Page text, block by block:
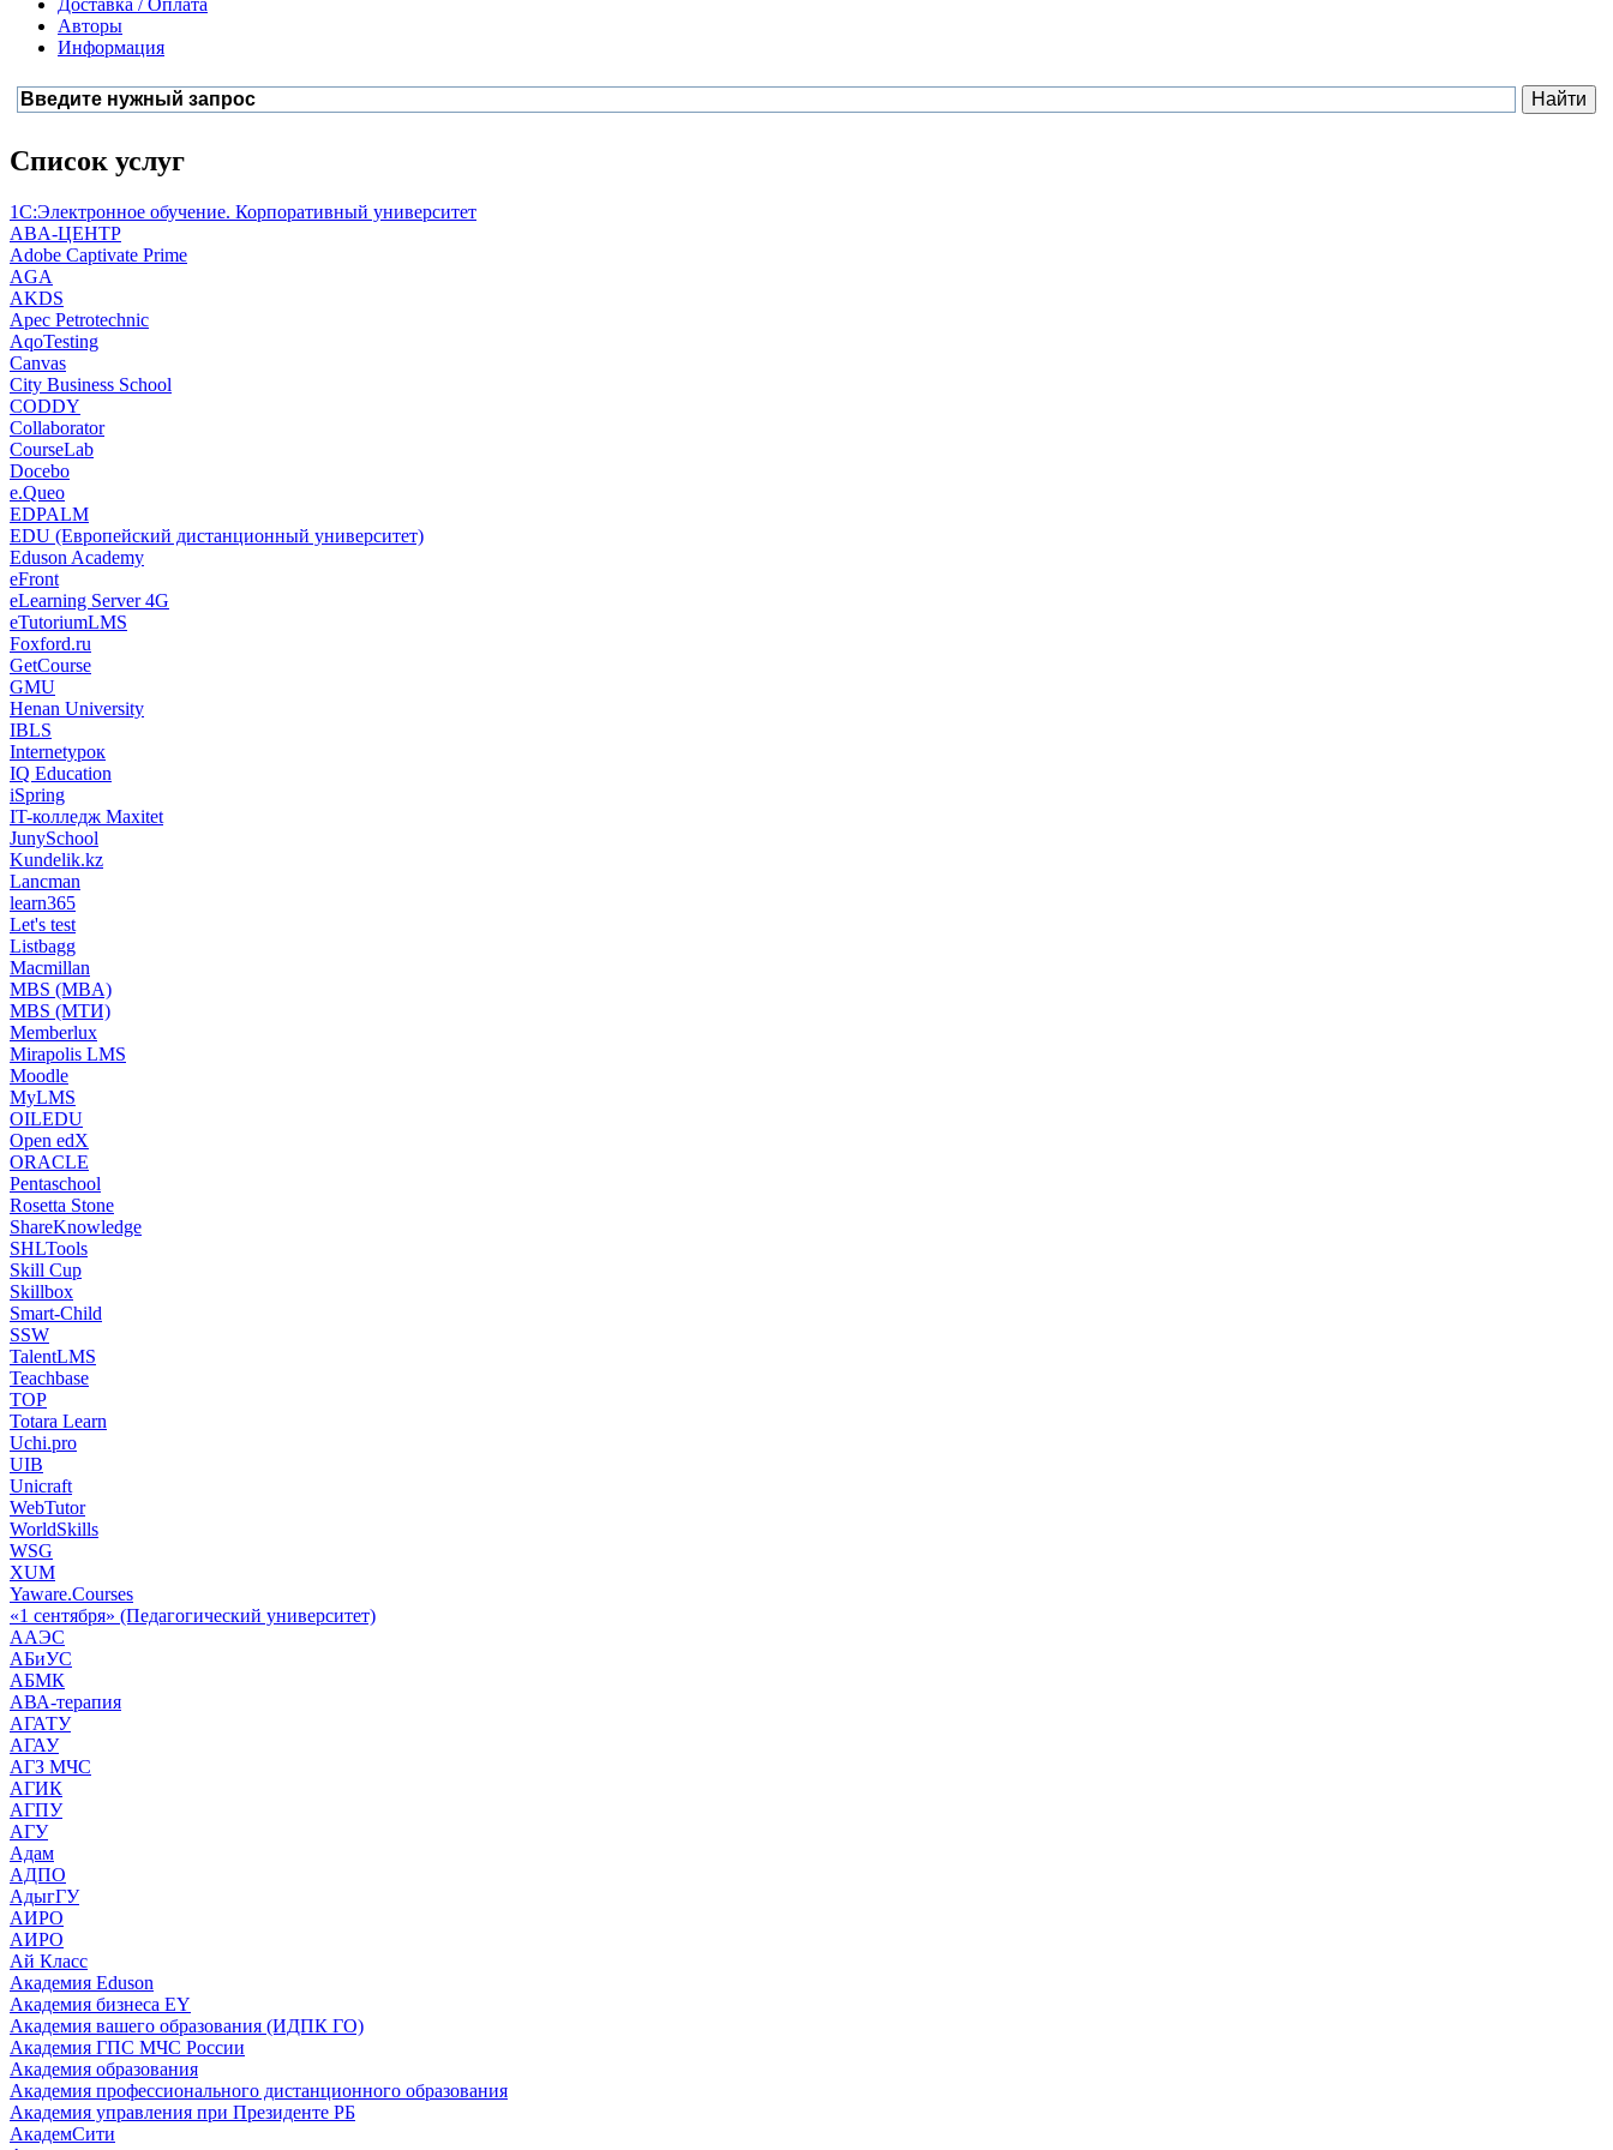
Доставка / Оплата
Авторы
Информация
Список услуг
1С:Электронное обучение. Корпоративный университет
ABA-ЦЕНТР
Adobe Captivate Prime
AGA
AKDS
Apec Petrotechnic
AqoTesting
Canvas
City Business School
CODDY
Collaborator
CourseLab
Docebo
e.Queo
EDPALM
EDU (Европейский дистанционный университет)
Eduson Academy
eFront
eLearning Server 4G
eTutoriumLMS
Foxford.ru
GetCourse
GMU
Henan University
IBLS
Internetурок
IQ Education
iSpring
IT-колледж Maxitet
JunySchool
Kundelik.kz
Lancman
learn365
Let's test
Listbagg
Macmillan
MBS (MBA)
MBS (МТИ)
Memberlux
Mirapolis LMS
Moodle
MyLMS
OILEDU
Open edX
ORACLE
Pentaschool
Rosetta Stone
ShareKnowledge
SHLTools
Skill Cup
Skillbox
Smart-Child
SSW
TalentLMS
Teachbase
TOP
Totara Learn
Uchi.pro
UIB
Unicraft
WebTutor
WorldSkills
WSG
XUM
Yaware.Courses
«1 сентября» (Педагогический университет)
ААЭС
АБиУС
АБМК
АВА-терапия
АГАТУ
АГАУ
АГЗ МЧС
АГИК
АГПУ
АГУ
Адам
АДПО
АдыгГУ
АИРО
АИРО
Ай Класс
Академия Eduson
Академия бизнеса EY
Академия вашего образования (ИДПК ГО)
Академия ГПС МЧС России
Академия образования
Академия профессионального дистанционного образования
Академия управления при Президенте РБ
АкадемСити